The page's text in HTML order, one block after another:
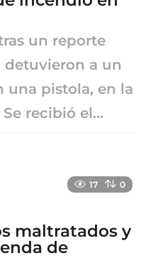
un reporte
detuvieron a un
una pistola, en la
recibió el...
17 0
maltratados y
de